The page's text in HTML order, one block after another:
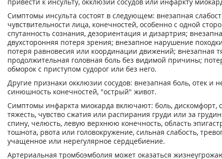
Симптомы инсульта состоят в следующем: внезапная
чувствительности лица, конечностей, особенно с одной
спутанность сознания, дезориентация и дизартрия;
двухсторонняя потеря зрения; внезапное нарушение
потеря равновесия или координации движений; внезапная
продолжительная головная боль без видимой причины;
обморок с приступом судорог или без него.
Другие признаки окклюзии сосудов: внезапная боль, отек и
синюшность конечностей, "острый" живот.
Симптомы инфаркта миокарда включают: боль, дискомфорт,
тяжесть, чувство сжатия или распирания груди или за
спину, челюсть, левую верхнюю конечность, область
тошнота, рвота или головокружение, сильная слабость,
учащенное или нерегулярное сердцебиение.
Артериальная тромбоэмболия может оказаться